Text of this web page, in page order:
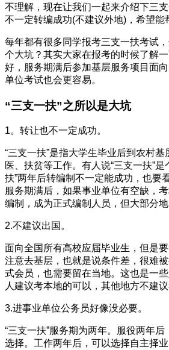
不理解，现在让我们一起来介绍下三
不一定转编成功(不建议外地)，希望能
每年都有很多同学报考三支一扶考试
个大坑？其实大家在报考的时候了解
好，服务期满后参加基层服务项目面
单位考试也会更容易。
“三支一扶”之所以是大坑
1。转让也不一定成功。
“三支一扶”是指大学生毕业后到农村
医、扶贫等工作。有人说“三支一扶”
扶”两年后转编制不一定能成功，也要
服务期满后，如果事业单位有空缺，
编制，成为正式编制人员，但大部分
2.不建议出国。
面向全国所有高校应届毕业生，但是
注意去基层，也就是说条件差，很难
式会员，也需要留在当地。这也是一
人建议考本地的可以，其他地方不建议
3.进事业单位公务员好像没必要。
“三支一扶”服务期为两年。服役两年
选择。工作两年后，可以选择自主择